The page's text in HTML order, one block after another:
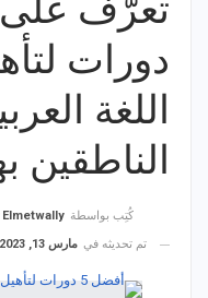
دورات
اللغة
الناطقين
كُتِب بواسطة Elmetwally
تم تحديثه في مارس 13, 2023